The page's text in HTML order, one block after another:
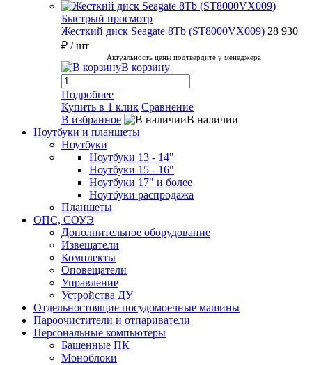
Быстрый просмотр
Жесткий диск Seagate 8Tb (ST8000VX009) 28 930
₽ / шт
Актуальность цены подтвердите у менеджера
В корзину
Подробнее
Купить в 1 клик Сравнение
В избранное
В наличии
Ноутбуки и планшеты
Ноутбуки
Ноутбуки 13 - 14"
Ноутбуки 15 - 16"
Ноутбуки 17" и более
Ноутбуки распродажа
Планшеты
ОПС, СОУЭ
Дополнительное оборудование
Извещатели
Комплекты
Оповещатели
Управление
Устройства ДУ
Отдельностоящие посудомоечные машины
Пароочистители и отпариватели
Персональные компьютеры
Башенные ПК
Моноблоки